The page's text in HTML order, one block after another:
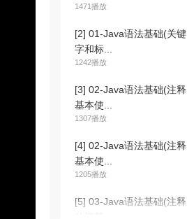
1471播放
[2] 01-Java语法基础(关键
字和标...
1242播放
[3] 02-Java语法基础(注释
基本使...
1307播放
[4] 02-Java语法基础(注释
基本使...
1205播放
[5] 03-Java语法基础(注释